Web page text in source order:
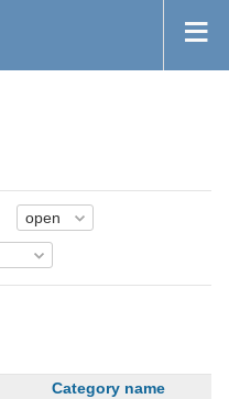
Category name